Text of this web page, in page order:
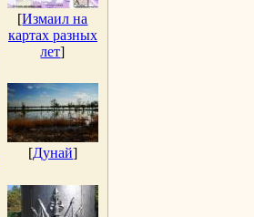
[Измаил на
картах разных
лет]
[Дунай]